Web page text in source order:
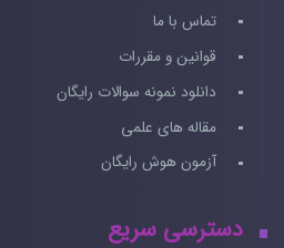
تماس با ما
قوانین و مقررات
دانلود نمونه سوالات رایگان
مقاله های علمی
آزمون هوش رایگان
دسترسی سریع